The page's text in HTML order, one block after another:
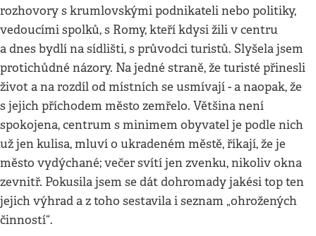
rozhovory s krumlovskými podnikateli nebo politiky,
vedoucími spolků, s Romy, kteří kdysi žili v centru
a dnes bydlí na sídlišti, s průvodci turistů. Slyšela jsem
protichůdné názory. Na jedné straně, že turisté přinesli
život a na rozdíl od místních se usmívají - a naopak, že
s jejich příchodem město zemřelo. Většina není
spokojena, centrum s minimem obyvatel je podle nich
už jen kulisa, mluví o ukradeném městě, říkají, že je
město vydýchané; večer svítí jen zvenku, nikoliv okna
zevnitř. Pokusila jsem se dát dohromady jakési top ten
jejich výhrad a z toho sestavila i seznam „ohrožených
činností“.